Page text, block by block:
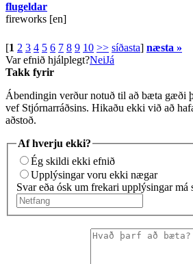
flugeldar
fireworks [en]
[1 2 3 4 5 6 7 8 9 10 >> síðasta] næsta »
Var efnið hjálplegt?NeiJá
Takk fyrir
Ábendingin verður notuð til að bæta gæði
vef Stjórnarráðsins. Hikaðu ekki við að
aðstoð.
Af hverju ekki?
Ég skildi ekki efnið
Upplýsingar voru ekki nægar
Svar eða ósk um frekari upplýsingar má